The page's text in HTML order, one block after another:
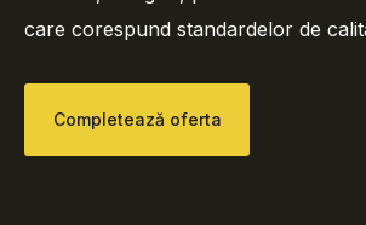
care corespund standardelor de
Completează oferta